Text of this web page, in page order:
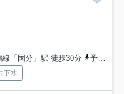
線「国分」駅 徒歩30分 予讃線「讃岐府中」駅 徒歩52分
下水